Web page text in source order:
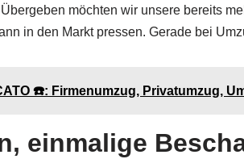
möchten wir unsere bereits
in den Markt pressen. Gerade bei
☎️: Firmenumzug, Privatumzug,
einmalige